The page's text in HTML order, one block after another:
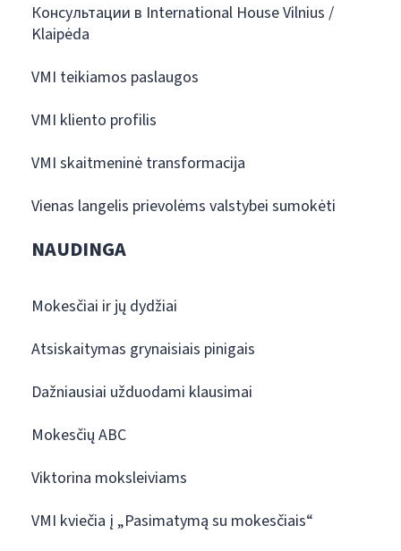
Консультации в International House Vilnius /
Klaipėda
VMI teikiamos paslaugos
VMI kliento profilis
VMI skaitmeninė transformacija
Vienas langelis prievolėms valstybei sumokėti
NAUDINGA
Mokesčiai ir jų dydžiai
Atsiskaitymas grynaisiais pinigais
Dažniausiai užduodami klausimai
Mokesčių ABC
Viktorina moksleiviams
VMI kviečia į „Pasimatymą su mokesčiais“